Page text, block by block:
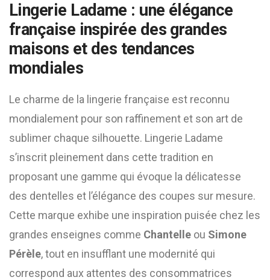
Lingerie Ladame : une élégance
française inspirée des grandes
maisons et des tendances
mondiales
Le charme de la lingerie française est reconnu
mondialement pour son raffinement et son art de
sublimer chaque silhouette. Lingerie Ladame
s’inscrit pleinement dans cette tradition en
proposant une gamme qui évoque la délicatesse
des dentelles et l’élégance des coupes sur mesure.
Cette marque exhibe une inspiration puisée chez les
grandes enseignes comme Chantelle ou Simone
Pérèle, tout en insufflant une modernité qui
correspond aux attentes des consommatrices